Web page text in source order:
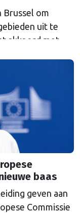
Brussel om
uit te
akkoord met
baas
geven aan
Commissie